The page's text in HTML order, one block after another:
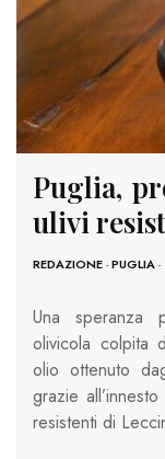
Puglia,
ulivi
REDAZIONE-PUGLIA-
Una
olivicola colpita
olio ottenuto
grazie
resistenti di